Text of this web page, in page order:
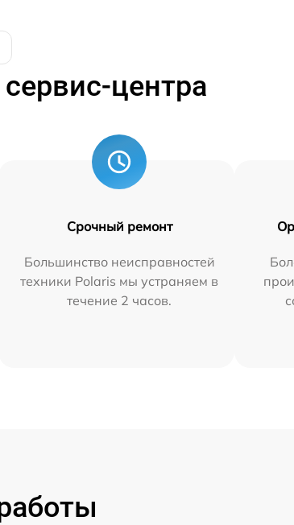
центра
Срочный ремонт
Большинство неисправностей
техники Polaris мы устраняем в
течение 2 часов.